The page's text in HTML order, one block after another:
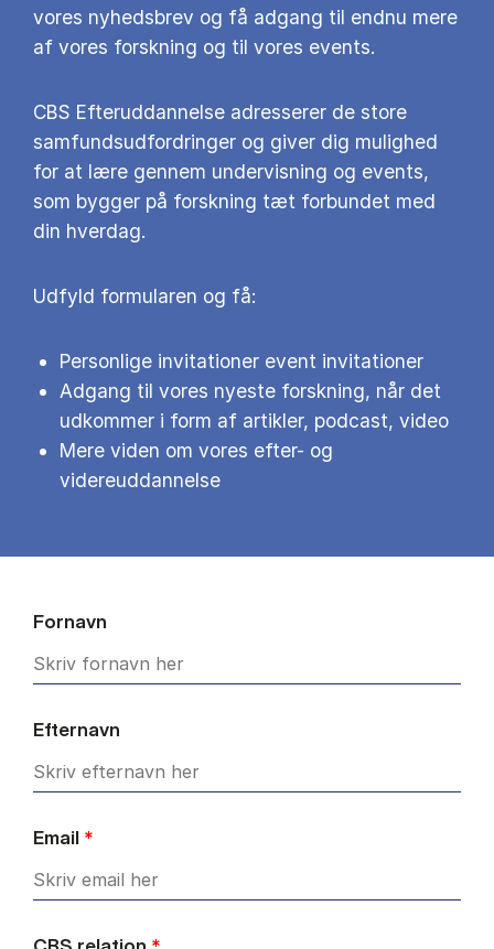
vores nyhedsbrev og få adgang til endnu mere
af vores forskning og til vores events.
CBS Efteruddannelse adresserer de store
samfundsudfordringer og giver dig mulighed
for at lære gennem undervisning og events,
som bygger på forskning tæt forbundet med
din hverdag.
Udfyld formularen og få:
Personlige invitationer event invitationer
Adgang til vores nyeste forskning, når det
udkommer i form af artikler, podcast, video
Mere viden om vores efter- og
videreuddannelse
Fornavn
Efternavn
Email *